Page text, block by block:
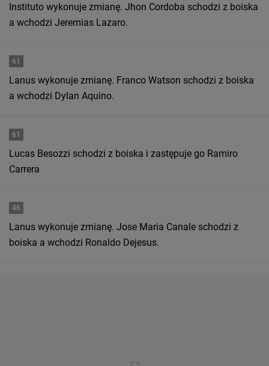
Instituto wykonuje zmianę. Jhon Cordoba schodzi z boiska
a wchodzi Jeremias Lazaro.
61
Lanus wykonuje zmianę. Franco Watson schodzi z boiska
a wchodzi Dylan Aquino.
61
Lucas Besozzi schodzi z boiska i zastępuje go Ramiro
Carrera
46
Lanus wykonuje zmianę. Jose Maria Canale schodzi z
boiska a wchodzi Ronaldo Dejesus.